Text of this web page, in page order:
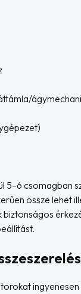
5–6 csomagban
össze lehet
biztonságos
ingyenesen